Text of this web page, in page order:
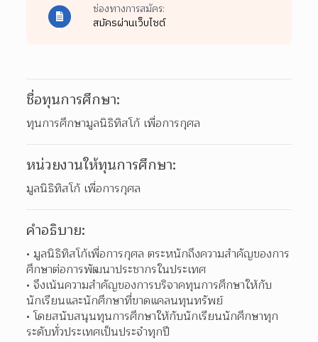
ช่องทางการสมัคร:
สมัครผ่านเว็บไซต์
ชื่อทุนการศึกษา:
ทุนการศึกษามูลนิธิทิสโก้ เพื่อการกุศล
หน่วยงานให้ทุนการศึกษา:
มูลนิธิทิสโก้ เพื่อการกุศล
คำอธิบาย:
มูลนิธิทิสโก้เพื่อการกุศล ตระหนักถึงความสำคัญของการ
ศึกษาต่อการพัฒนาประชากรในประเทศ
จึงเน้นความสำคัญของการบริจาคทุนการศึกษาให้กับ
นักเรียนและนักศึกษาที่ขาดแคลนทุนทรัพย์
โดยสนับสนุนทุนการศึกษาให้กับนักเรียนนักศึกษาทุก
ระดับทั่วประเทศเป็นประจำทุกปี